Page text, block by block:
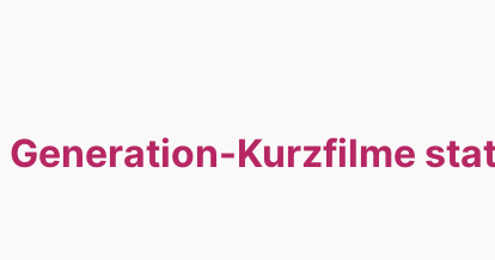
Generation-Kurzfilme